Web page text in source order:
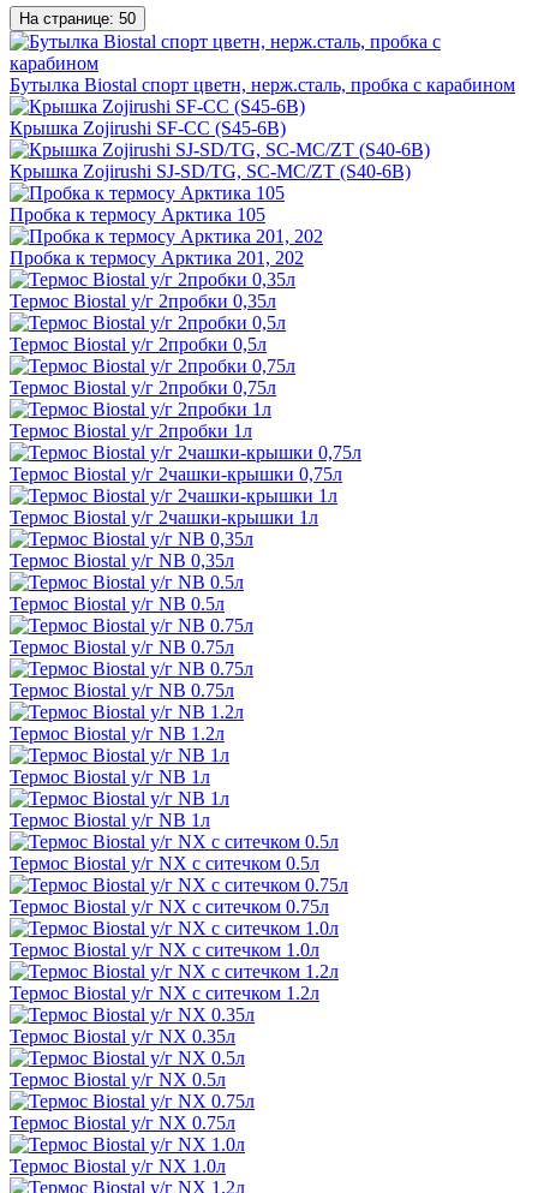
На странице: 50
Бутылка Biostal спорт цветн, нерж.сталь, пробка с карабином
Крышка Zojirushi SF-CC (S45-6B)
Крышка Zojirushi SJ-SD/TG, SC-MC/ZT (S40-6B)
Пробка к термосу Арктика 105
Пробка к термосу Арктика 201, 202
Термос Biostal у/г 2пробки 0,35л
Термос Biostal у/г 2пробки 0,5л
Термос Biostal у/г 2пробки 0,75л
Термос Biostal у/г 2пробки 1л
Термос Biostal у/г 2чашки-крышки 0,75л
Термос Biostal у/г 2чашки-крышки 1л
Термос Biostal у/г NB 0,35л
Термос Biostal у/г NB 0.5л
Термос Biostal у/г NB 0.75л
Термос Biostal у/г NB 0.75л
Термос Biostal у/г NB 1.2л
Термос Biostal у/г NB 1л
Термос Biostal у/г NB 1л
Термос Biostal у/г NX с ситечком 0.5л
Термос Biostal у/г NX с ситечком 0.75л
Термос Biostal у/г NX с ситечком 1.0л
Термос Biostal у/г NX с ситечком 1.2л
Термос Biostal у/г NX 0.35л
Термос Biostal у/г NX 0.5л
Термос Biostal у/г NX 0.75л
Термос Biostal у/г NX 1.0л